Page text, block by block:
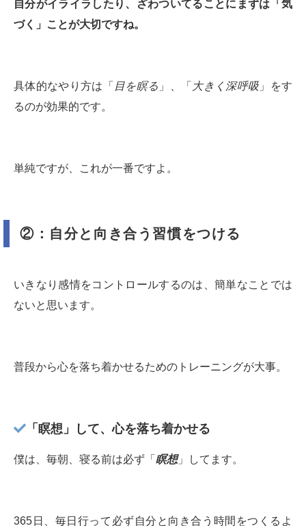
自分がイライラしたり、ざわついてることにまずは「気
づく」ことが大切ですね。
具体的なやり方は「 目を瞑る 」、「 大きく深呼吸 」をす
るのが効果的です。
単純ですが、これが一番ですよ。
②：自分と向き合う習慣をつける
いきなり感情をコントロールするのは、簡単なことでは
ないと思います。
普段から心を落ち着かせるためのトレーニングが大事。
「瞑想」して、心を落ち着かせる
僕は、毎朝、寝る前は必ず「 瞑想」してます。
365日、毎日行って必ず自分と向き合う時間をつくるよ